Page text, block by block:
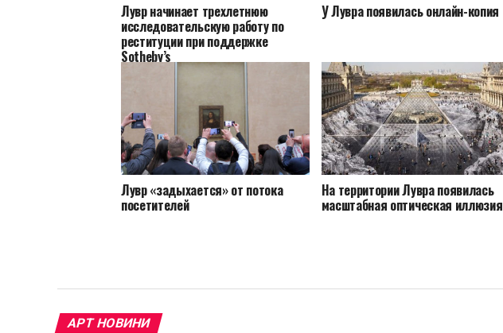
Лувр начинает трехлетнюю
исследовательскую работу по
реституции при поддержке
Sotheby’s
У Лувра появилась онлайн-копия
Лувр «задыхается» от потока
посетителей
На территории Лувра появилась
масштабная оптическая иллюзия
АРТ НОВИНИ